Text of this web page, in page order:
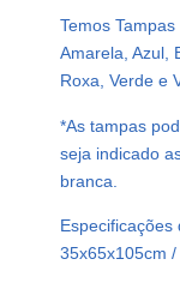
m
C
T
a
m
a
F
Temos
Amarela, Azul,
Roxa, Verde e
*As tampas
seja indicado
branca.
Especificações
35x65x105cm